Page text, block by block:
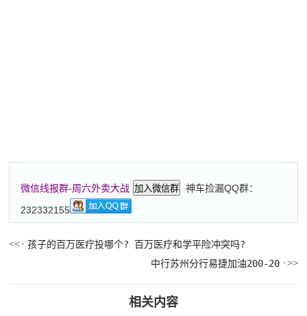
微信线报群-周六外卖大战 加入微信群
神车捡漏QQ群：
232332155
孩子的百万医疗投哪个? 百万医疗和学平险冲突吗?
中行苏州分行易捷加油200-20
相关内容